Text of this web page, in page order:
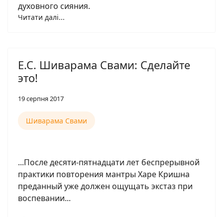
духовного сияния.
Читати далі...
Е.С. Шиварама Свами: Сделайте
это!
19 серпня 2017
Шиварама Свами
...После десяти-пятнадцати лет беспрерывной
практики повторения мантры Харе Кришна
преданный уже должен ощущать экстаз при
воспевании...